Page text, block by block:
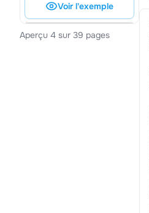
Voir l'exemple
Aperçu 4 sur 39 pages